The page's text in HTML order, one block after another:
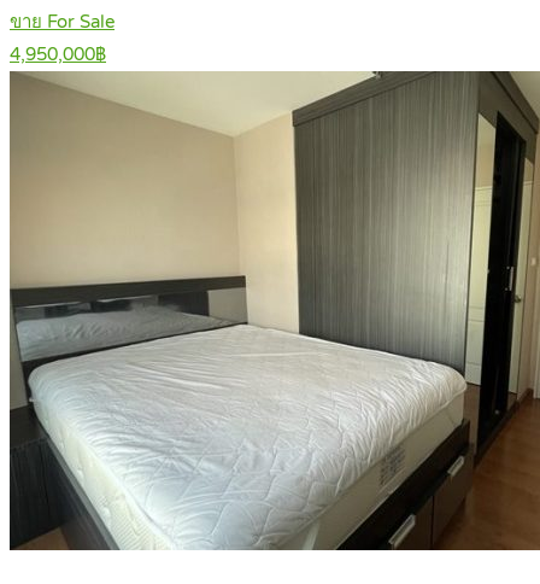
ขาย For Sale
4,950,000฿